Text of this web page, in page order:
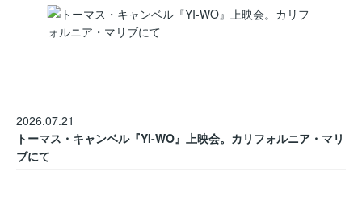
2026.07.21
トーマス・キャンベル『YI-WO』上映会。カリフォルニア・マリ
ブにて